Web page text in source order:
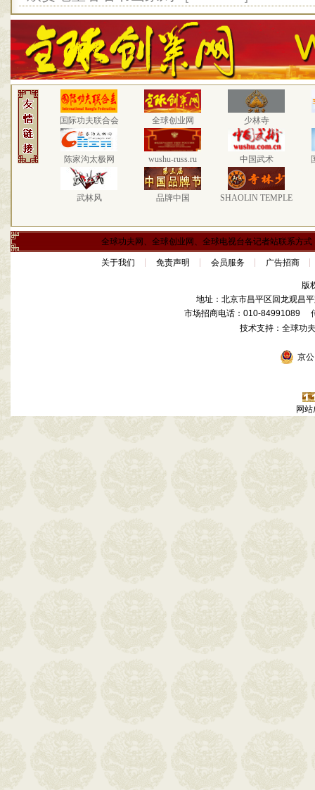
国际功夫联合会 全球创业网 少林寺
陈家沟太极网 wushu-russ.ru 中国武术
武林风 品牌中国 SHAOLIN TEMPLE
全球功夫网、全球创业网、全球电视台各记者站联系方式
关于我们 免责声明 会员服务 广告招商
版
地址：北京市昌平区回龙观昌
市场招商电话：010-84991089
技术支持：全球
京公
网